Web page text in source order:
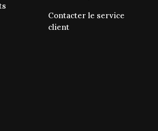
Contacter le service
client